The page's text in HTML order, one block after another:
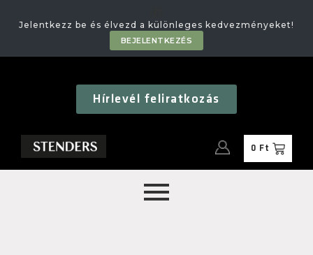
Jelentkezz be és élvezd a különleges kedvezményeket!
BEJELENTKEZÉS
Hírlevél feliratkozás
0 Ft